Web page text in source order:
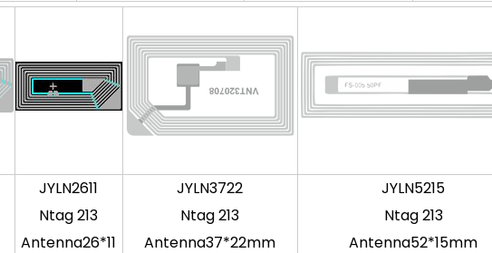
JYLN2611
Ntag 213
Antenna26*11
JYLN3722
Ntag 213
Antenna37*22mm
JYLN5215
Ntag 213
Antenna52*15mm